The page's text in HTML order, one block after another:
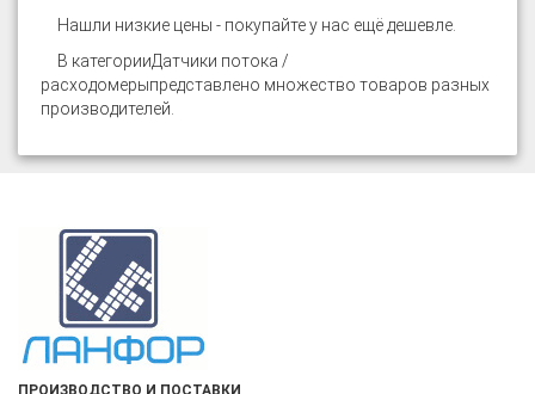
Нашли низкие цены - покупайте у нас ещё дешевле.
В категорииДатчики потока /
расходомерыпредставлено множество товаров разных
производителей.
ПРОИЗВОДСТВО И ПОСТАВКИ